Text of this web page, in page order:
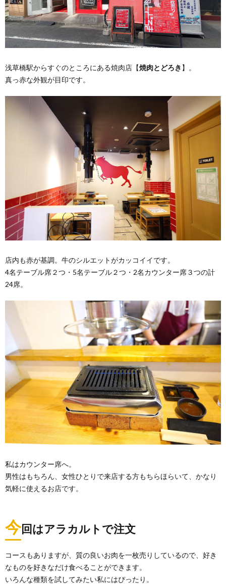
浅草橋駅からすぐのところにある焼肉店【焼肉とどろき 】。
真っ赤な外観が目印です。
店内も赤が基調。牛のシルエットがカッコイイです。
4名テーブル席２つ・5名テーブル２つ・2名カウンター席３つの計
24席。
私はカウンター席へ。
男性はもちろん、女性ひとりで来店する方もちらほらいて、かなり
気軽に使えるお店です。
今回はアラカルトで注文
コースもありますが、質の良いお肉を一枚売りしているので、好き
なものを好きなだけ食べることができます。
いろんな種類を試してみたい私にはぴったり。